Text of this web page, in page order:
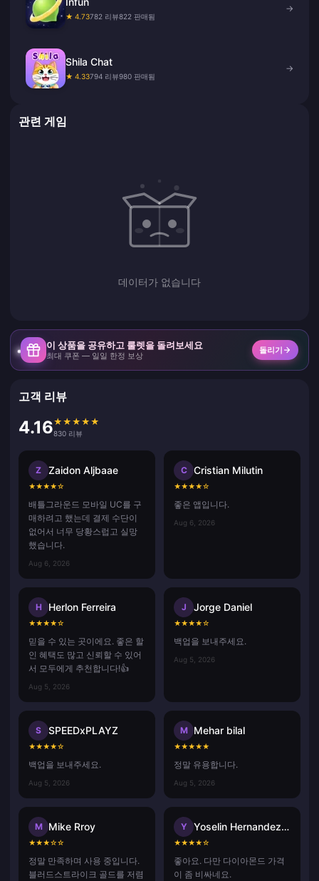
★ 4.73782 리뷰822 판매됨
→
Shila Chat
★ 4.33794 리뷰980 판매됨
→
관련 게임
데이터가 없습니다
이 상품을 공유하고 룰렛을 돌려보세요
최대 쿠폰 — 일일 한정 보상
돌리기
고객 리뷰
4.16★ ★ ★ ★ ★
830 리뷰
Z Zaidon Aljbaae
★★★★☆
배틀그라운드 모바일 UC를 구
매하려고 했는데 결제 수단이
없어서 너무 당황스럽고 실망
했습니다.
Aug 6, 2026
C Cristian Milutin
★★★★☆
좋은 앱입니다.
Aug 6, 2026
H Herlon Ferreira
★★★★☆
믿을 수 있는 곳이에요. 좋은 할
인 혜택도 많고 신뢰할 수 있어
서 모두에게 추천합니다!👍
Aug 5, 2026
J Jorge Daniel
★★★★☆
백업을 보내주세요.
Aug 5, 2026
S SPEEDxPLAYZ
★★★★☆
백업을 보내주세요.
Aug 5, 2026
M Mehar bilal
★★★★★
정말 유용합니다.
Aug 5, 2026
M Mike Rroy
★★★☆☆
정말 만족하며 사용 중입니다.
블러드스트라이크 골드를 저렴
Y Yoselin Hernandez ramos
★★★★☆
좋아요. 다만 다이아몬드 가격
이 좀 비싸네요.